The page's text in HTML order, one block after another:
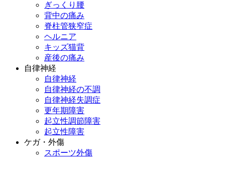
ぎっくり腰
背中の痛み
脊柱管狭窄症
ヘルニア
キッズ猫背
産後の痛み
自律神経
自律神経
自律神経の不調
自律神経失調症
更年期障害
起立性調節障害
起立性障害
ケガ・外傷
スポーツ外傷